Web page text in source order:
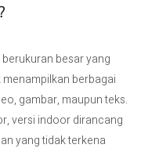
besar yang
berbagai
gambar, maupun teks.
versi indoor dirancang
yang tidak terkena